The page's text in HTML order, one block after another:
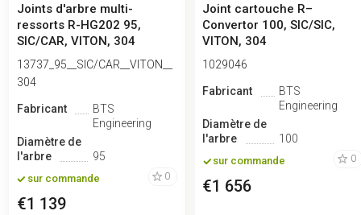
Joints d'arbre multi-
ressorts R-HG202 95,
SIC/CAR, VITON, 304
13737_95__SIC/CAR__VITON__
304
Fabricant
BTS
Engineering
Diamètre de
l'arbre
95
sur commande 0
€1 139
Joint cartouche R–
Convertor 100, SIC/SIC,
VITON, 304
1029046
Fabricant
BTS
Engineering
Diamètre de
l'arbre
100
sur commande 0
€1 656